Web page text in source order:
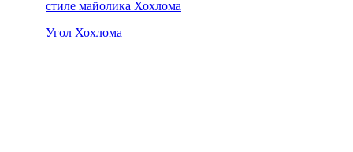
Угол Хохлома